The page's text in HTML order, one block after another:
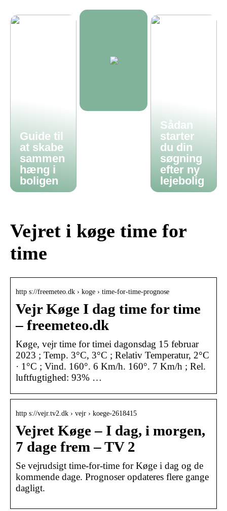
Guide til
at skabe
sammen
hæng i
boligen
Sådan
starter
du din
søgning
efter ny
lejebolig
Vejret i køge time for
time
http s://freemeteo.dk › koge › time-for-time-prognose
Vejr Køge I dag time for time
– freemeteo.dk
Køge, vejr time for timei dagonsdag 15 februar
2023 ; Temp. 3°C, 3°C ; Relativ Temperatur, 2°C
· 1°C ; Vind. 160°. 6 Km/h. 160°. 7 Km/h ; Rel.
luftfugtighed: 93% …
http s://vejr.tv2.dk › vejr › koege-2618415
Vejret Køge – I dag, i morgen,
7 dage frem – TV 2
Se vejrudsigt time-for-time for Køge i dag og de
kommende dage. Prognoser opdateres flere gange
dagligt.